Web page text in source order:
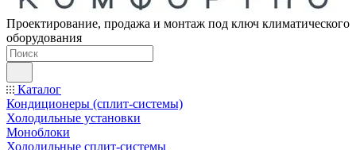
Проектирование, продажа и монтаж под ключ климатического
оборудования
Каталог
Кондиционеры (сплит-системы)
Холодильные установки
Моноблоки
Холодильные сплит-системы